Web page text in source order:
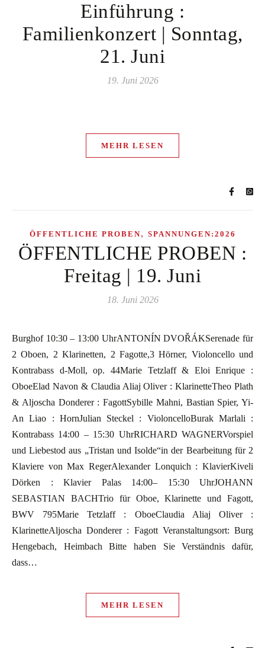
Einführung :
Familienkonzert | Sonntag,
21. Juni
19. Juni 2026
MEHR LESEN
ÖFFENTLICHE PROBEN, SPANNUNGEN:2026
ÖFFENTLICHE PROBEN :
Freitag | 19. Juni
18. Juni 2026
Burghof 10:30 – 13:00 UhrANTONÍN DVOŘÁKSerenade für
2 Oboen, 2 Klarinetten, 2 Fagotte,3 Hörner, Violoncello und
Kontrabass d-Moll, op. 44Marie Tetzlaff & Eloi Enrique :
OboeElad Navon & Claudia Aliaj Oliver : KlarinetteTheo Plath
& Aljoscha Donderer : FagottSybille Mahni, Bastian Spier, Yi-
An Liao : HornJulian Steckel : VioloncelloBurak Marlali :
Kontrabass 14:00 – 15:30 UhrRICHARD WAGNERVorspiel
und Liebestod aus „Tristan und Isolde“in der Bearbeitung für 2
Klaviere von Max RegerAlexander Lonquich : KlavierKiveli
Dörken : Klavier Palas 14:00– 15:30 UhrJOHANN
SEBASTIAN BACHTrio für Oboe, Klarinette und Fagott,
BWV 795Marie Tetzlaff : OboeClaudia Aliaj Oliver :
KlarinetteAljoscha Donderer : Fagott Veranstaltungsort: Burg
Hengebach, Heimbach Bitte haben Sie Verständnis dafür,
dass…
MEHR LESEN